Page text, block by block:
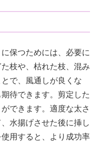
保つためには、必要に
枝や、枯れた枝、混み
で、風通しが良くな
待できます。剪定した
できます。適度な太さ
水揚げさせた後に挿し
用すると、より成功率